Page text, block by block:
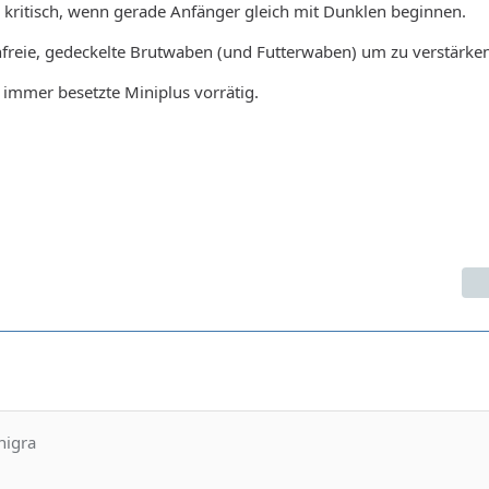
wenn gerade Anfänger gleich mit Dunklen beginnen.
gedeckelte Brutwaben (und Futterwaben) um zu
besetzte Miniplus vorrätig.